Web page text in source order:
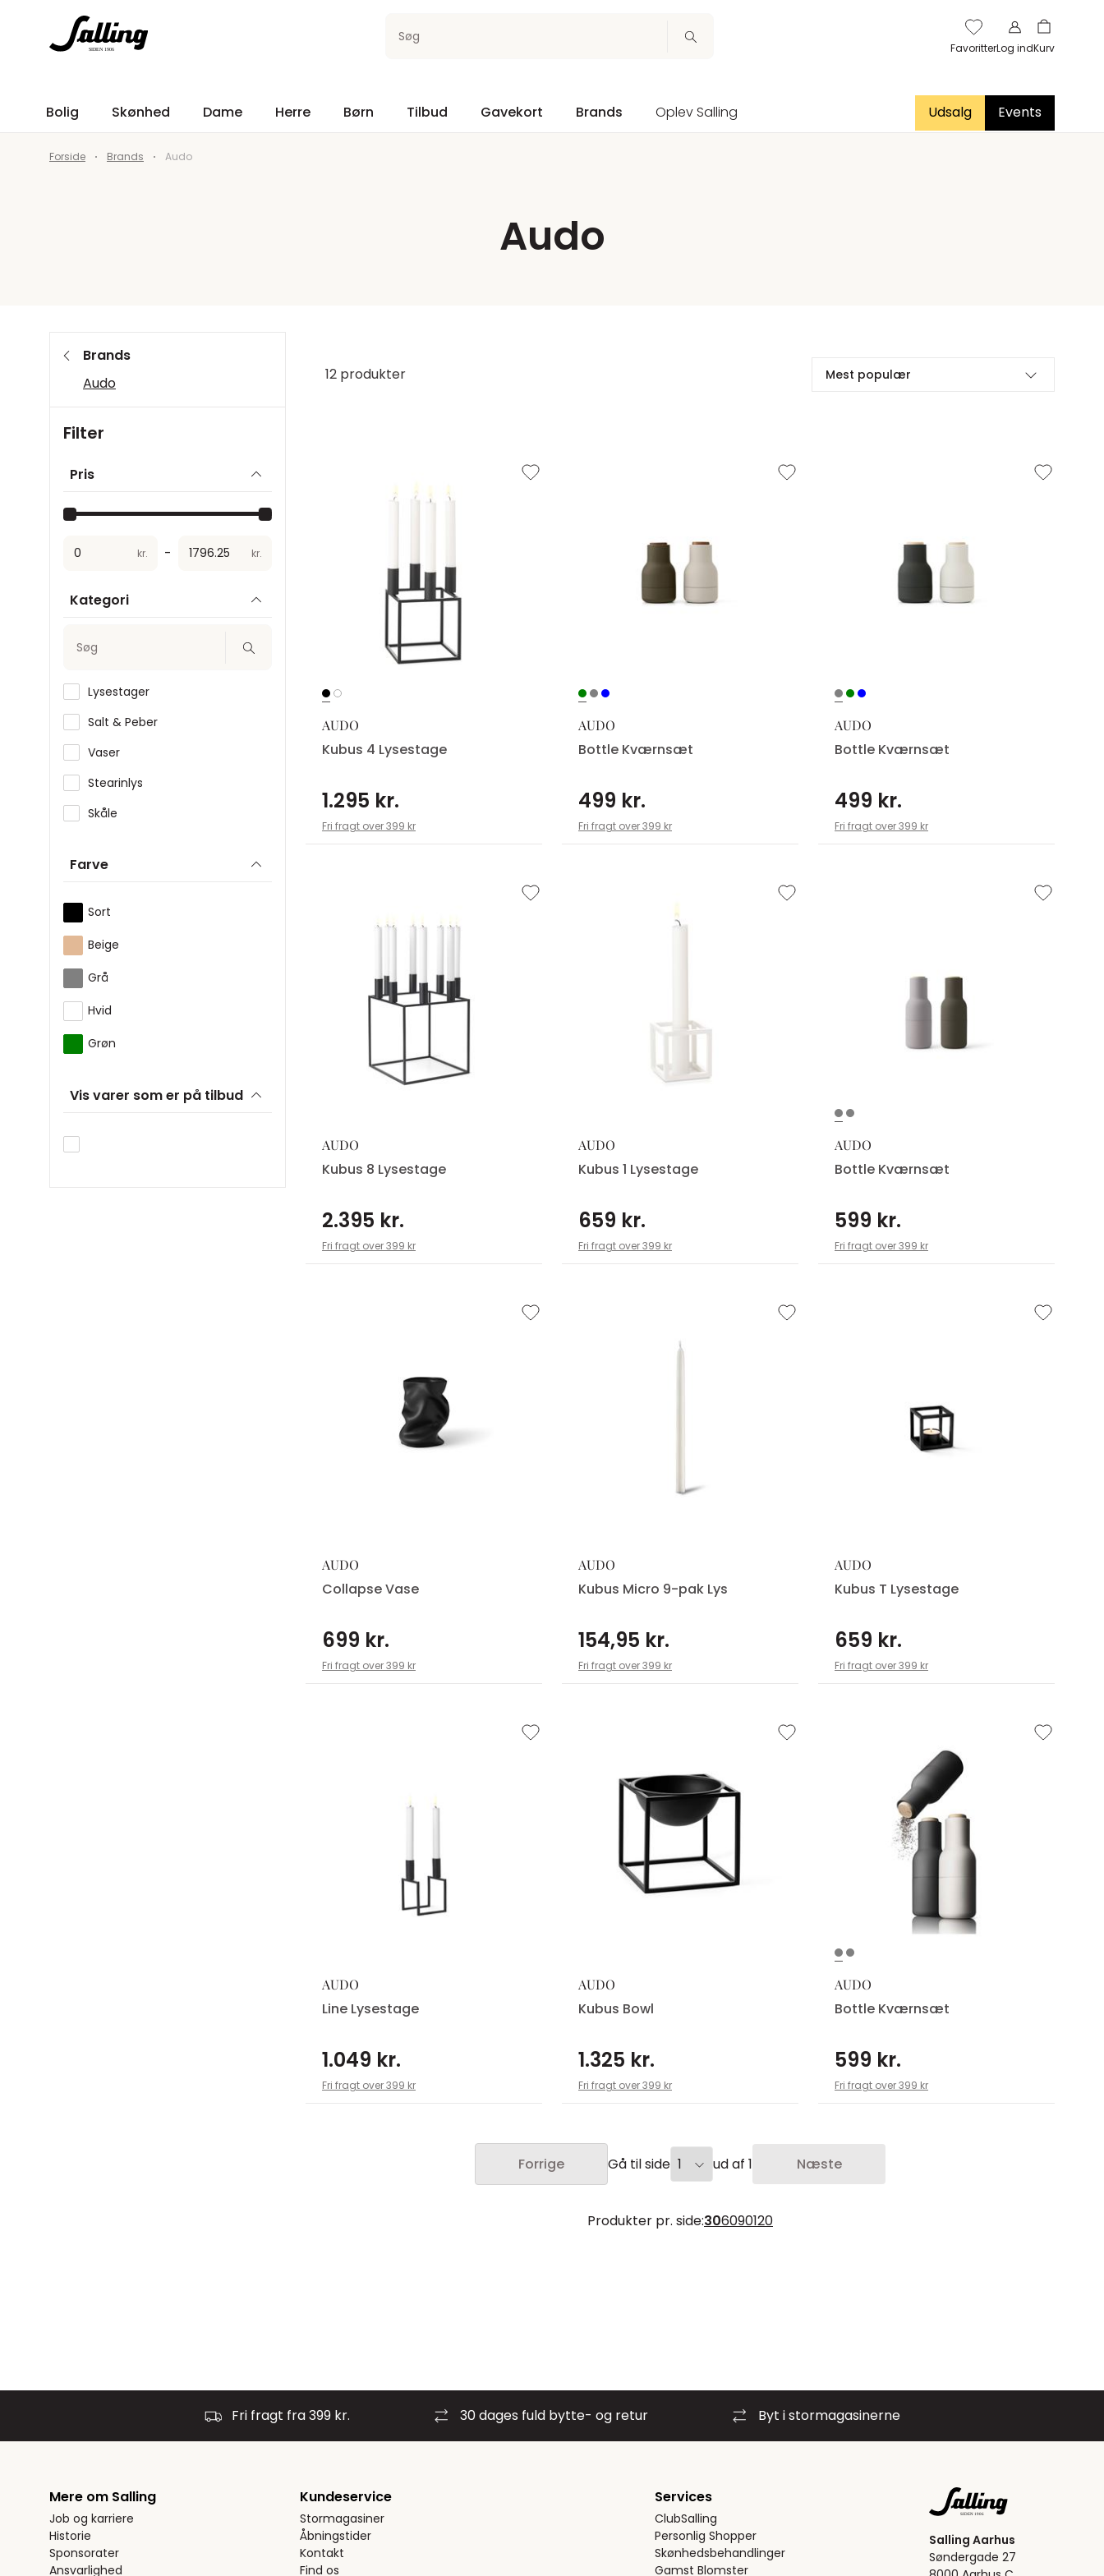
Søg
FavoritterLog indKurv
Bolig Skønhed Dame Herre Børn Tilbud Gavekort Brands Oplev Salling Udsalg Events
Forside Brands Audo
Audo
Brands
Audo
Filter
Pris
kr. - kr.
Kategori
Søg
Lysestager
Salt & Peber
Vaser
Stearinlys
Skåle
Farve
Sort
Beige
Grå
Hvid
Grøn
Vis varer som er på tilbud
12 produkter Mest populær
AUDO
Kubus 4 Lysestage
1.295 kr.
Fri fragt over 399 kr
AUDO
Bottle Kværnsæt
499 kr.
Fri fragt over 399 kr
AUDO
Bottle Kværnsæt
499 kr.
Fri fragt over 399 kr
AUDO
Kubus 8 Lysestage
2.395 kr.
Fri fragt over 399 kr
AUDO
Kubus 1 Lysestage
659 kr.
Fri fragt over 399 kr
AUDO
Bottle Kværnsæt
599 kr.
Fri fragt over 399 kr
AUDO
Collapse Vase
699 kr.
Fri fragt over 399 kr
AUDO
Kubus Micro 9-pak Lys
154,95 kr.
Fri fragt over 399 kr
AUDO
Kubus T Lysestage
659 kr.
Fri fragt over 399 kr
AUDO
Line Lysestage
1.049 kr.
Fri fragt over 399 kr
AUDO
Kubus Bowl
1.325 kr.
Fri fragt over 399 kr
AUDO
Bottle Kværnsæt
599 kr.
Fri fragt over 399 kr
Forrige Gå til side ud af 1 Næste
Produkter pr. side:306090120
Fri fragt fra 399 kr. 30 dages fuld bytte- og retur Byt i stormagasinerne
Mere om Salling
Job og karriere
Historie
Sponsorater
Ansvarlighed
Kundeservice
Stormagasiner
Åbningstider
Kontakt
Find os
Services
ClubSalling
Personlig Shopper
Skønhedsbehandlinger
Gamst Blomster
Salling Aarhus
Søndergade 27